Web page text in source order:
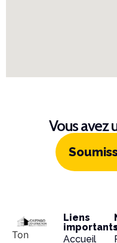
Vous avez
Ton
Liens
Accueil